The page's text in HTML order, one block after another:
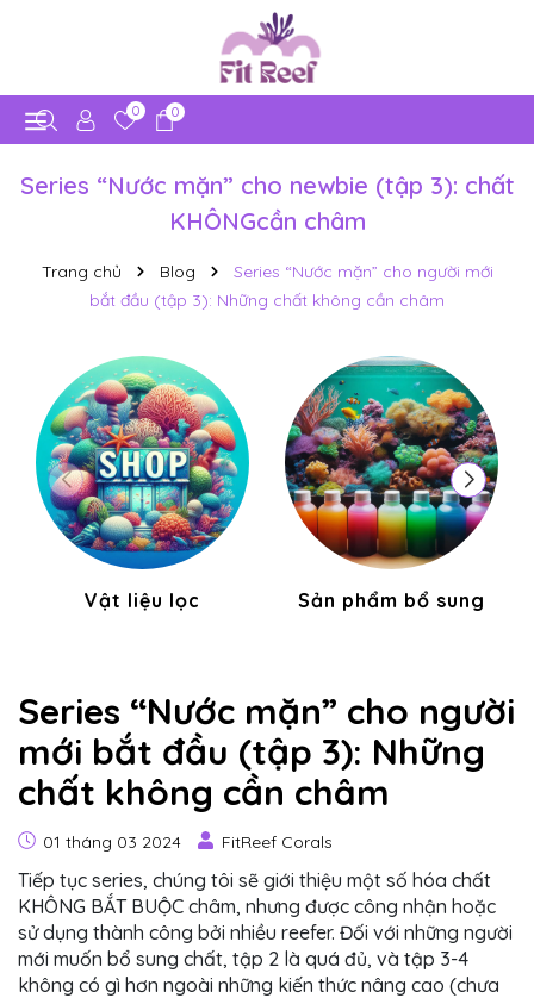
0 0
Series “Nước mặn” cho newbie (tập 3): chất
KHÔNGcần châm
Trang chủ Blog
Series “Nước mặn” cho người mới
bắt đầu (tập 3): Những chất không cần châm
Vật liệu lọc Sản phẩm bổ sung
Series “Nước mặn” cho người
mới bắt đầu (tập 3): Những
chất không cần châm
01 tháng 03 2024 FitReef Corals
Tiếp tục series, chúng tôi sẽ giới thiệu một số hóa chất
KHÔNG BẮT BUỘC châm, nhưng được công nhận hoặc
sử dụng thành công bởi nhiều reefer. Đối với những người
mới muốn bổ sung chất, tập 2 là quá đủ, và tập 3-4
không có gì hơn ngoài những kiến thức nâng cao (chưa